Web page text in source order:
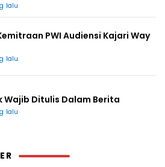
lalu
PWI Audiensi Kajari Way
lalu
Wajib Ditulis Dalam Berita
lalu